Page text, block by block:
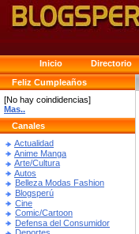
Inicio Directorio
Feliz Cumpleaños
[No hay coindidencias]
Mas..
Canales
Actualidad
Anime Manga
Arte/Cultura
Autos
Belleza Modas Fashion
Blogsperú
Cine
Comic/Cartoon
Defensa del Consumidor